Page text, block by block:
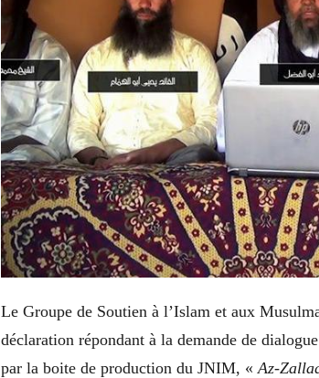
Le Groupe de Soutien à l’Islam et aux
déclaration répondant à la demande de
par la boite de production du JNIM, « Az-